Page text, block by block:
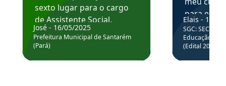
sexto lugar para o cargo
de Assistente Social.
Hoje estou atuando na
Prefeitura de Santarém.
José - 16/05/2025
Prefeitura Municipal de Santarém
(Pará)
para
colocar
através
de
Elais - 15/
SGC: SEC BA
Educação
(Edital